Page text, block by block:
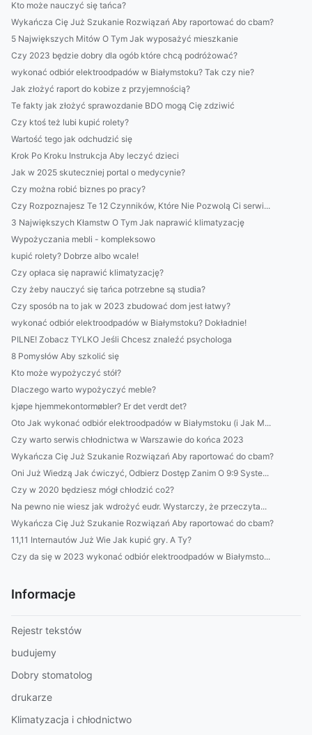
Kto może nauczyć się tańca?
Wykańcza Cię Już Szukanie Rozwiązań Aby raportować do cbam?
5 Największych Mitów O Tym Jak wyposażyć mieszkanie
Czy 2023 będzie dobry dla ogób które chcą podróżować?
wykonać odbiór elektroodpadów w Białymstoku? Tak czy nie?
Jak złożyć raport do kobize z przyjemnością?
Te fakty jak złożyć sprawozdanie BDO mogą Cię zdziwić
Czy ktoś też lubi kupić rolety?
Wartość tego jak odchudzić się
Krok Po Kroku Instrukcja Aby leczyć dzieci
Jak w 2025 skuteczniej portal o medycynie?
Czy można robić biznes po pracy?
Czy Rozpoznajesz Te 12 Czynników, Które Nie Pozwolą Ci serwi...
3 Największych Kłamstw O Tym Jak naprawić klimatyzację
Wypożyczania mebli - kompleksowo
kupić rolety? Dobrze albo wcale!
Czy opłaca się naprawić klimatyzację?
Czy żeby nauczyć się tańca potrzebne są studia?
Czy sposób na to jak w 2023 zbudować dom jest łatwy?
wykonać odbiór elektroodpadów w Białymstoku? Dokładnie!
PILNE! Zobacz TYLKO Jeśli Chcesz znaleźć psychologa
8 Pomysłów Aby szkolić się
Kto może wypożyczyć stół?
Dlaczego warto wypożyczyć meble?
kjøpe hjemmekontormøbler? Er det verdt det?
Oto Jak wykonać odbiór elektroodpadów w Białymstoku (i Jak M...
Czy warto serwis chłodnictwa w Warszawie do końca 2023
Wykańcza Cię Już Szukanie Rozwiązań Aby raportować do cbam?
Oni Już Wiedzą Jak ćwiczyć, Odbierz Dostęp Zanim O 9:9 Syste...
Czy w 2020 będziesz mógł chłodzić co2?
Na pewno nie wiesz jak wdrożyć eudr. Wystarczy, że przeczyta...
Wykańcza Cię Już Szukanie Rozwiązań Aby raportować do cbam?
11,11 Internautów Już Wie Jak kupić gry. A Ty?
Czy da się w 2023 wykonać odbiór elektroodpadów w Białymsto...
Informacje
Rejestr tekstów
budujemy
Dobry stomatolog
drukarze
Klimatyzacja i chłodnictwo